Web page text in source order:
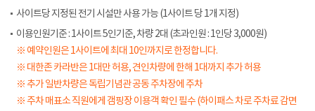
사이트당 지정된 전기 시설만 사용 가능 (1사이트 당 1개 지정)
이용인원기준 : 1사이트 5인기준, 차량 2대 (초과인원 : 1인당 3,000원)
※ 예약인원은 1사이트에 최대 10인까지로 한정합니다.
※ 대한존 카라반은 1대만 허용, 견인차량에 한해 1대까지 추가 허용
※ 추가 일반차량은 독립기념관 공동 주차장에 주차
※ 주차 매표소 직원에게 갬핑장 이용객 확인 필수 (하이패스 차로 주차료 감면